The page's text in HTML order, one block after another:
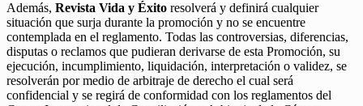
Además, Revista Vida y Éxito resolverá y definirá cualquier
situación que surja durante la promoción y no se encuentre
contemplada en el reglamento. Todas las controversias, diferencias,
disputas o reclamos que pudieran derivarse de esta Promoción, su
ejecución, incumplimiento, liquidación, interpretación o validez, se
resolverán por medio de arbitraje de derecho el cual será
confidencial y se regirá de conformidad con los reglamentos del